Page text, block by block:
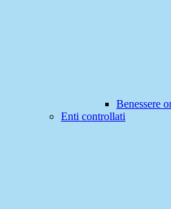
Benessere
Enti controllati